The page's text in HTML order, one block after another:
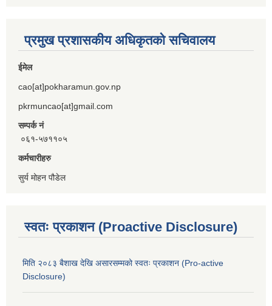
प्रमुख प्रशासकीय अधिकृतको सचिवालय
ईमेल
cao[at]pokharamun.gov.np
pkrmuncao[at]gmail.com
सम्पर्क नं
०६१-५७११०५
कर्मचारीहरु
सुर्य मोहन पौडेल
स्वतः प्रकाशन (Proactive Disclosure)
मिति २०८३ बैशाख देखि असारसम्मको स्वतः प्रकाशन (Pro-active
Disclosure)